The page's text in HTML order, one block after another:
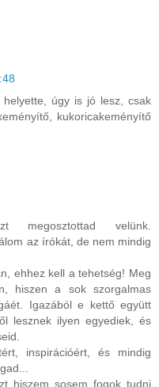
úgy is jó lesz, csak
kukoricakeményítő
velünk.
az írókát, de nem mindig
ehhez kell a tehetség! Meg
hiszen a sok szorgalmas
Igazából e kettő együtt
lesznek ilyen egyediek, és
inspirációért, és mindig
hiszem sosem fogok tudni